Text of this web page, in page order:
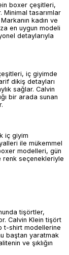
boxer çeşitleri,
Minimal tasarımlar
kadın ve
en uygun modeli
detaylarıyla
iç giyimde
dikiş detayları
sağlar. Calvin
bir arada sunan
iç giyim
ile mükemmel
modelleri, gün
renk seçenekleriyle
tişörtler,
Calvin Klein tişört
t-shirt modellerine
baştan yaratmak
ve şıklığın